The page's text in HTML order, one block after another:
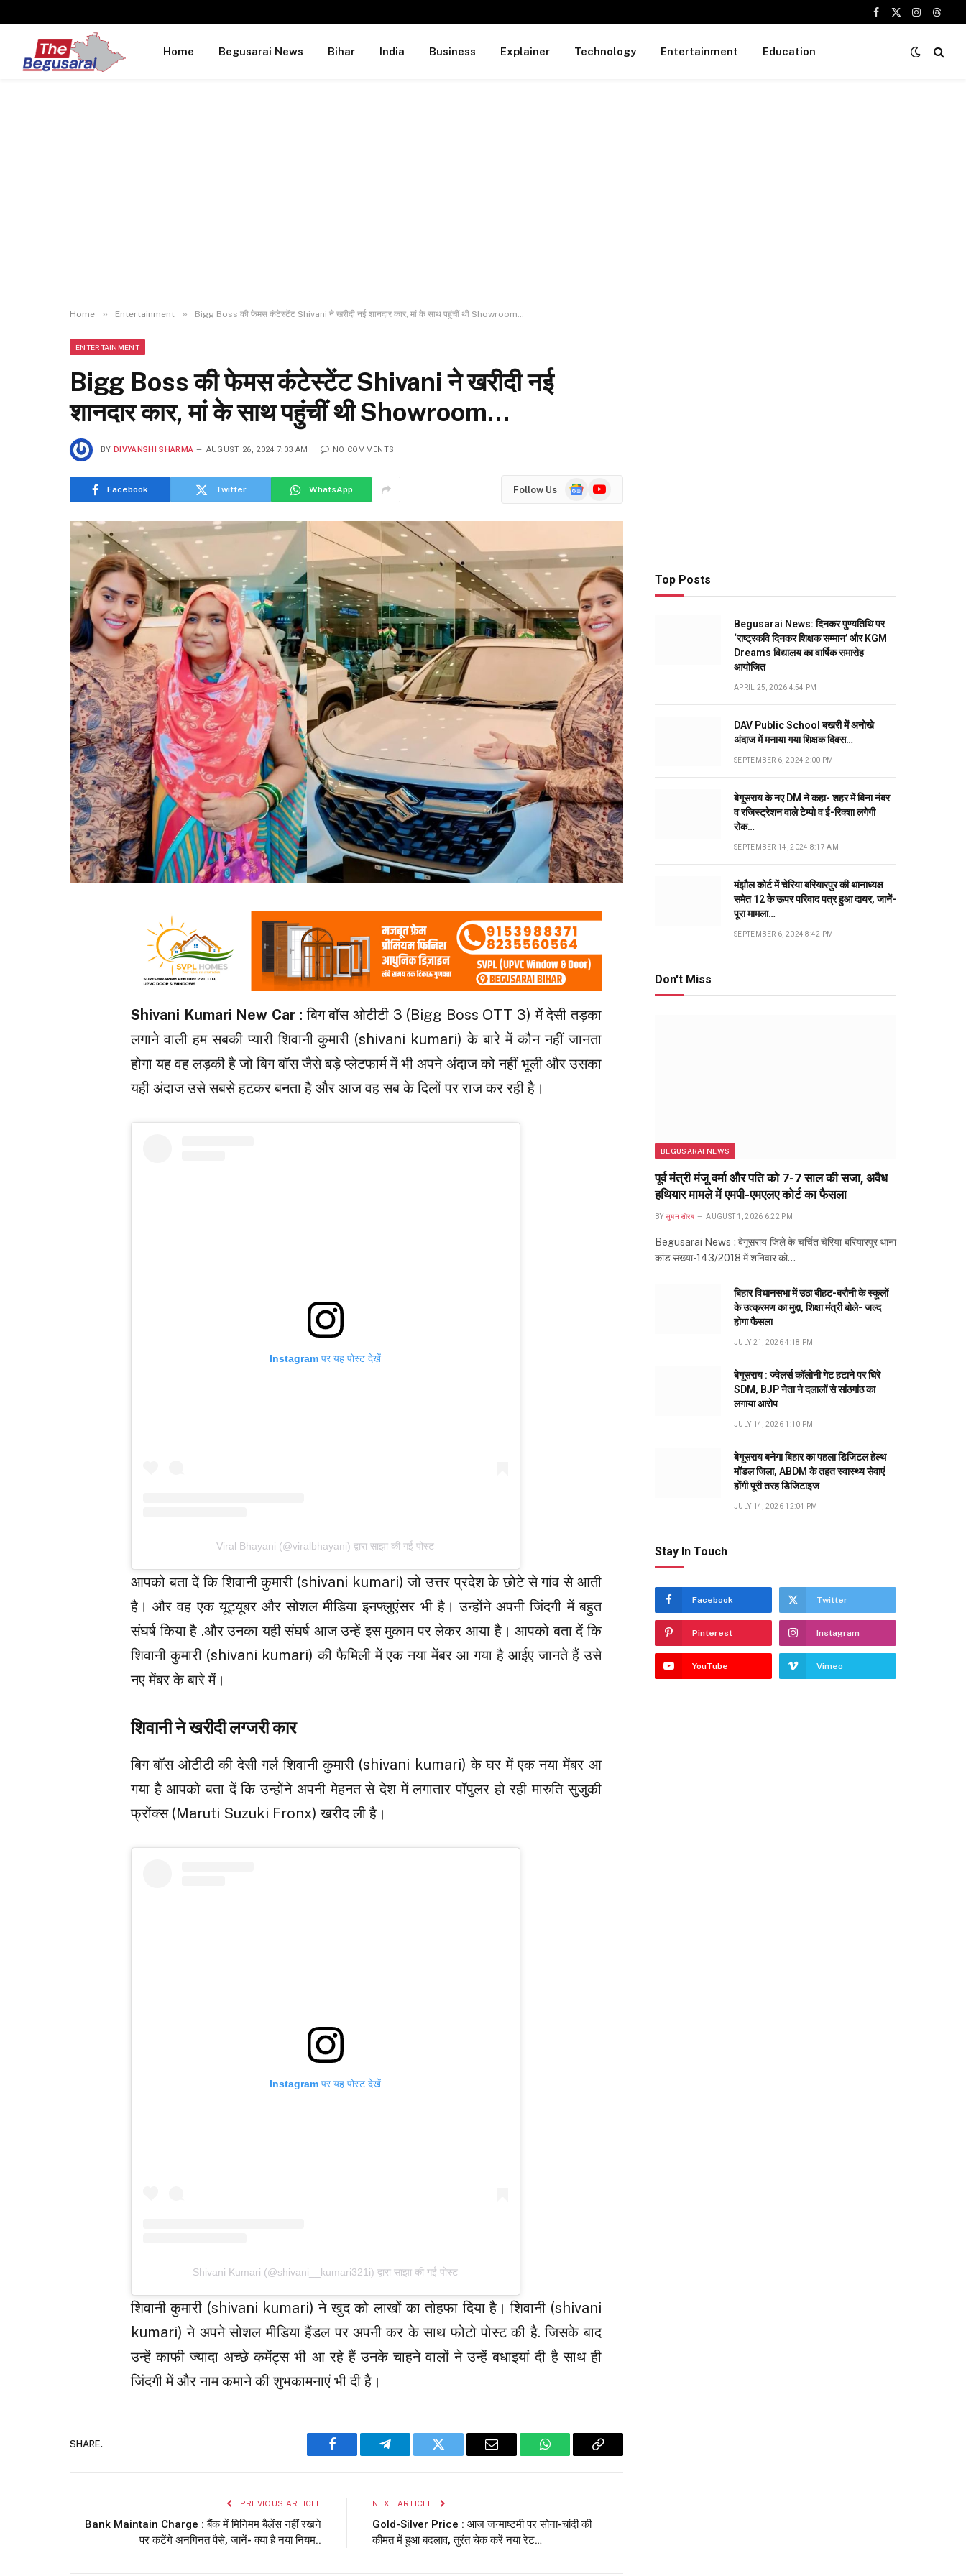
Facebook
X
Instagram
Home Begusarai News Bihar India Business Explainer Technology Entertainment Education
Home » Entertainment » Bigg Boss की फेमस कंटेस्टेंट Shivani ने खरीदी नई शानदार कार, मां के साथ पहुंचीं थी Showroom…
ENTERTAINMENT
Bigg Boss की फेमस कंटेस्टेंट Shivani ने खरीदी नई
शानदार कार, मां के साथ पहुंचीं थी Showroom…
BY DIVYANSHI SHARMA AUGUST 26, 2024 7:03 AM NO COMMENTS
Facebook Twitter WhatsApp Follow Us
GoogleYouTube
Shivani Kumari New Car :बिग बॉस ओटीटी 3 (Bigg Boss OTT 3) में देसी तड़का
लगाने वाली हम सबकी प्यारी शिवानी कुमारी (shivani kumari) के बारे में कौन नहीं जानता
होगा यह वह लड़की है जो बिग बॉस जैसे बड़े प्लेटफार्म में भी अपने अंदाज को नहीं भूली और उसका
यही अंदाज उसे सबसे हटकर बनता है और आज वह सब के दिलों पर राज कर रही है।
Instagram पर यह पोस्ट देखें
Viral Bhayani (@viralbhayani) द्वारा साझा की गई पोस्ट
आपको बता दें कि शिवानी कुमारी (shivani kumari) जो उत्तर प्रदेश के छोटे से गांव से आती
है। और वह एक यूट्यूबर और सोशल मीडिया इनफ्लुएंसर भी है। उन्होंने अपनी जिंदगी में बहुत
संघर्ष किया है .और उनका यही संघर्ष आज उन्हें इस मुकाम पर लेकर आया है। आपको बता दें कि
शिवानी कुमारी (shivani kumari) की फैमिली में एक नया मेंबर आ गया है आईए जानते हैं उसे
नए मेंबर के बारे में।
शिवानी ने खरीदी लग्जरी कार
बिग बॉस ओटीटी की देसी गर्ल शिवानी कुमारी (shivani kumari) के घर में एक नया मेंबर आ
गया है आपको बता दें कि उन्होंने अपनी मेहनत से देश में लगातार पॉपुलर हो रही मारुति सुजुकी
फ्रोंक्स (Maruti Suzuki Fronx) खरीद ली है।
Instagram पर यह पोस्ट देखें
Shivani Kumari (@shivani__kumari321i) द्वारा साझा की गई पोस्ट
शिवानी कुमारी (shivani kumari) ने खुद को लाखों का तोहफा दिया है। शिवानी (shivani
kumari) ने अपने सोशल मीडिया हैंडल पर अपनी कर के साथ फोटो पोस्ट की है. जिसके बाद
उन्हें काफी ज्यादा अच्छे कमेंट्स भी आ रहे हैं उनके चाहने वालों ने उन्हें बधाइयां दी है साथ ही
जिंदगी में और नाम कमाने की शुभकामनाएं भी दी है।
SHARE.
Facebook Telegram Twitter Email WhatsAppCopy
PREVIOUS ARTICLE
Bank Maintain Charge : बैंक में मिनिमम बैलेंस नहीं रखने
पर कटेंगे अनगिनत पैसे, जानें- क्या है नया नियम..
NEXT ARTICLE
Gold-Silver Price : आज जन्माष्टमी पर सोना-चांदी की
कीमत में हुआ बदलाव, तुरंत चेक करें नया रेट…
Top Posts
Begusarai News: दिनकर पुण्यतिथि पर
‘राष्ट्रकवि दिनकर शिक्षक सम्मान’ और KGM
Dreams विद्यालय का वार्षिक समारोह
आयोजित
APRIL 25, 2026 4:54 PM
DAV Public School बखरी में अनोखे
अंदाज में मनाया गया शिक्षक दिवस…
SEPTEMBER 6, 2024 2:00 PM
बेगूसराय के नए DM ने कहा- शहर में बिना नंबर
व रजिस्ट्रेशन वाले टेम्पो व ई-रिक्शा लगेगी
रोक…
SEPTEMBER 14, 2024 8:17 AM
मंझौल कोर्ट में चेरिया बरियारपुर की थानाध्यक्ष
समेत 12 के ऊपर परिवाद पत्र हुआ दायर, जानें-
पूरा मामला…
SEPTEMBER 6, 2024 8:42 PM
Don't Miss
BEGUSARAI NEWS
पूर्व मंत्री मंजू वर्मा और पति को 7-7 साल की सजा, अवैध
हथियार मामले में एमपी-एमएलए कोर्ट का फैसला
BY सुमन सौरब AUGUST 1, 2026 6:22 PM
Begusarai News : बेगूसराय जिले के चर्चित चेरिया बरियारपुर थाना
कांड संख्या-143/2018 में शनिवार को…
बिहार विधानसभा में उठा बीहट-बरौनी के स्कूलों
के उत्क्रमण का मुद्दा, शिक्षा मंत्री बोले- जल्द
होगा फैसला
JULY 21, 2026 4:18 PM
बेगूसराय : ज्वेलर्स कॉलोनी गेट हटाने पर घिरे
SDM, BJP नेता ने दलालों से सांठगांठ का
लगाया आरोप
JULY 14, 2026 1:10 PM
बेगूसराय बनेगा बिहार का पहला डिजिटल हेल्थ
मॉडल जिला, ABDM के तहत स्वास्थ्य सेवाएं
होंगी पूरी तरह डिजिटाइज
JULY 14, 2026 12:04 PM
Stay In Touch
Facebook Twitter
Pinterest Instagram
YouTube Vimeo